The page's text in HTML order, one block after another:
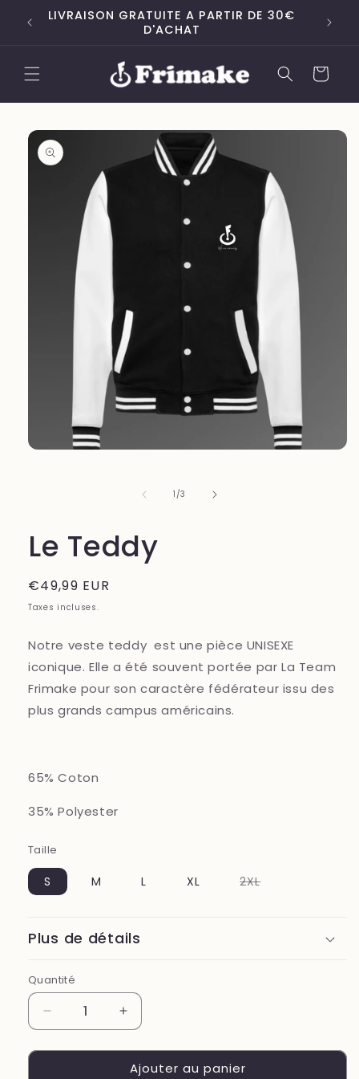
passer
au
LIVRAISON GRATUITE A PARTIR DE 30€
D'ACHAT
Panier
informations
produits
modale
1 /de
3
Le Teddy
Prix
habituel
€49,99 EUR
Taxes incluses.
Notre veste teddy est une pièce UNISEXE
iconique. Elle a été souvent portée par La Team
Frimake pour son caractère fédérateur issu des
plus grands campus américains.
65% Coton
35% Polyester
Taille
S M L XL 2XLVariante
Plus de détails
Quantité
Réduire
la
quantité
Augmenter
la
quantité
de
Ajouter au panier